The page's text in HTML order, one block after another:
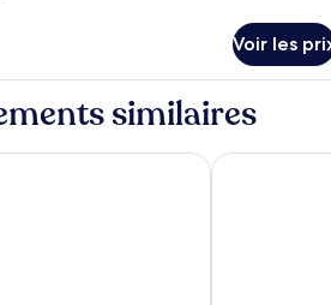
Voir les
similaires
Hotel Chalet